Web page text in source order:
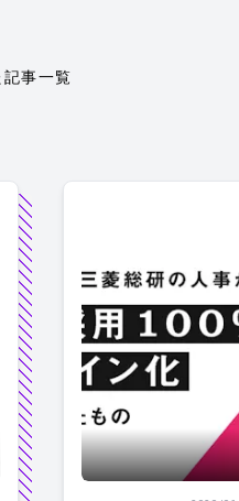
事一覧
向けメディア『iroots log.』
【予約数ギネス更